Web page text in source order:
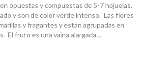
opuestas y compuestas de 5-7 hojuelas.
y son de color verde intenso. Las flores
y fragantes y están agrupadas en
El fruto es una vaina alargada…